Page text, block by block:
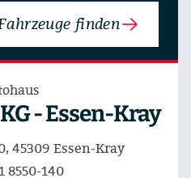
finden
KG - Essen-Kray
45309 Essen-Kray
8550-140